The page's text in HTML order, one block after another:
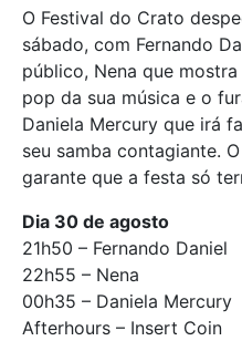
O Festival do Crato
sábado, com Fernando
público, Nena que
pop da sua música e o
Daniela Mercury que irá
seu samba contagiante.
garante que a festa só
Dia 30 de agosto
21h50 – Fernando Daniel
22h55 – Nena
00h35 – Daniela Mercury
Afterhours – Insert Coin